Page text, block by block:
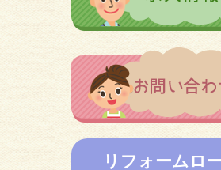
リフォームロ